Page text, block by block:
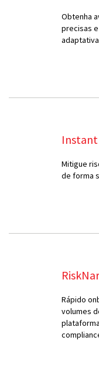
Obtenha
precisas
Mitigue
de forma
Rápido
volumes